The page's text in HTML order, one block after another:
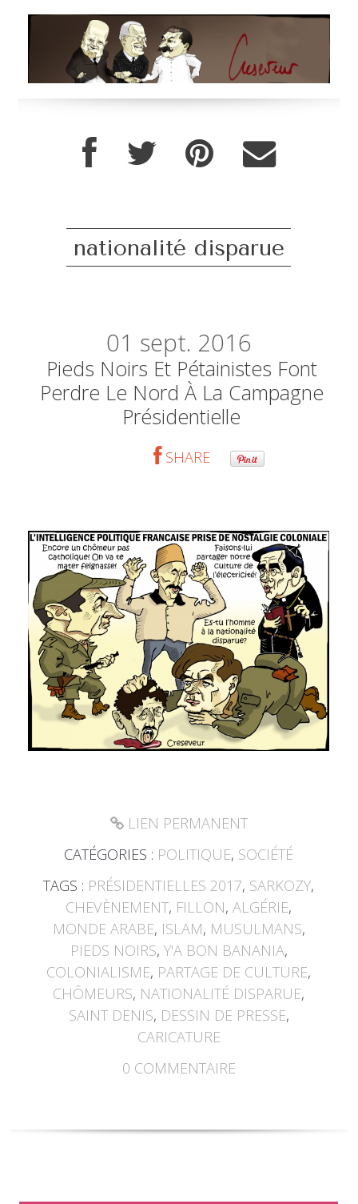
nationalité disparue
01 sept. 2016
Pieds Noirs Et Pétainistes Font
Perdre Le Nord À La Campagne
Présidentielle
SHARE
LIEN PERMANENT
CATÉGORIES : POLITIQUE, SOCIÉTÉ
TAGS : PRÉSIDENTIELLES 2017, SARKOZY,
CHEVÈNEMENT, FILLON,ALGÉRIE,
MONDE ARABE, ISLAM, MUSULMANS,
PIEDS NOIRS, Y'A BON BANANIA,
COLONIALISME, PARTAGE DE CULTURE,
CHÔMEURS, NATIONALITÉ DISPARUE,
SAINT DENIS, DESSIN DE PRESSE,
CARICATURE
0 COMMENTAIRE